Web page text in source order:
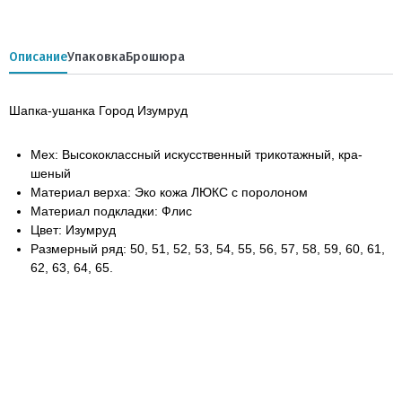
ОписаниеУпаковкаБрошюра
Шап­ка-ушан­ка Го­род Изум­руд
Мех: Вы­сокок­лас­сный ис­кусс­твен­ный три­котаж­ный, кра­
шеный
Ма­тери­ал вер­ха: Эко ко­жа ЛЮКС с по­роло­ном
Ма­тери­ал под­клад­ки: Флис
Цвет: Изум­руд
Раз­мерный ряд: 50, 51, 52, 53, 54, 55, 56, 57, 58, 59, 60, 61,
62, 63, 64, 65.